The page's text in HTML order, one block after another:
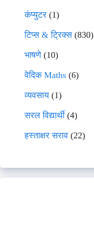
कंप्युटर (1)
टिप्स & ट्रिक्स(830)
भाषणे(10)
वेदिक Maths (6)
व्यवसाय(1)
सरल विद्यार्थी(4)
हस्ताक्षर सराव (22)